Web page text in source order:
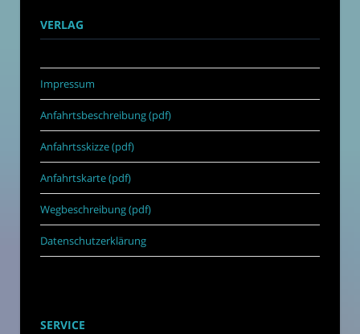
VERLAG
Impressum
Anfahrtsbeschreibung (pdf)
Anfahrtsskizze (pdf)
Anfahrtskarte (pdf)
Wegbeschreibung (pdf)
Datenschutzerklärung
SERVICE